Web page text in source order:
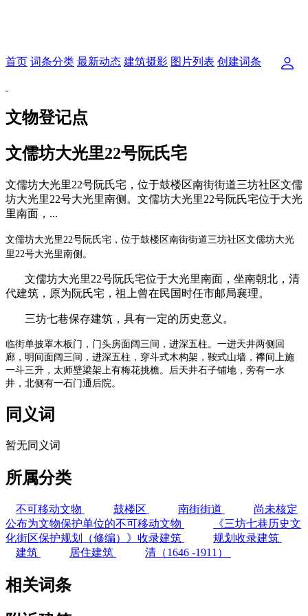
首页 词条分类 最新动态 建筑摄影 图片列表 创建词条
文物登记点
文儒坊大光里22号阮氏宅
文儒坊大光里22号阮氏宅，位于鼓楼区南街街道三坊社区文儒
坊大光里22号大光里南侧。文儒坊大光里22号阮氏宅位于大光
里南面，...
文儒坊大光里 22号阮氏宅，位于鼓楼区南街街道三坊社区文儒坊大光
里 22号大光里南侧。
文儒坊大光里22号阮氏宅位于大光里南面，坐南朝北，清
代建筑，原为阮氏宅，祖上曾在民国时任市邮局襄理。
三坊七巷保存建筑，具有一定的历史意义。
临街单披罩木板门，门头房面阔三间，进深五柱。一进天井两侧回
廊，明间面阔三间，进深五柱，穿斗式木构架，鞍式山墙，襻间上施
一斗三升，太师壁梁架上有梅花挑檐。后天井石子铺地，旁有一水
井，北侧有一石门通后院。
同义词
暂无同义词
所属分类
不可移动文物 鼓楼区 南街街道
尚未核定
公布为文物保护单位的不可移动文物
《三坊七巷历史文
化街区保护规划（修编）》收录建筑
规划收录建筑
建筑
居住建筑 清（1646 -1911）
相关词条